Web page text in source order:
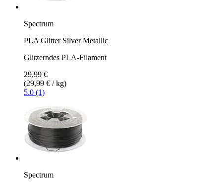
Spectrum
PLA Glitter Silver Metallic
Glitzerndes PLA-Filament
29,99 €
(29,99 € / kg)
5.0 (1)
Spectrum